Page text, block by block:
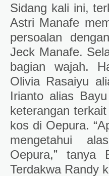
Sidang kali ini,
Astri Manafe
persoalan
Jeck Manafe.
bagian wajah.
Olivia Rasaiyu
Irianto alias
keterangan
kos di Oepura.
mengetahui
Oepura,” tanya
Terdakwa Randy